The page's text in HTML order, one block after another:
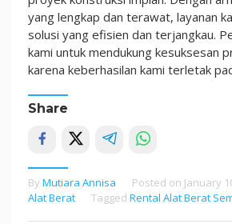
yang lengkap dan terawat, layanan
solusi yang efisien dan terjangkau.
kami untuk mendukung kesuksesan
karena keberhasilan kami terletak
Share
By Mutiara Annisa Posted on January
Alat Berat
Tagged Rental Alat Berat